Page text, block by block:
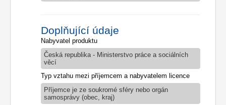
Doplňující údaje
Nabyvatel produktu
Česká republika - Ministerstvo práce a sociálních
věcí
Typ vztahu mezi příjemcem a nabyvatelem licence
Příjemce je ze soukromé sféry nebo orgán
samosprávy (obec, kraj)